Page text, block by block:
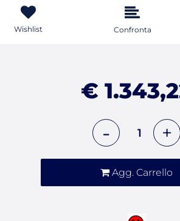
Wishlist Confronta
€
Agg. Carrello